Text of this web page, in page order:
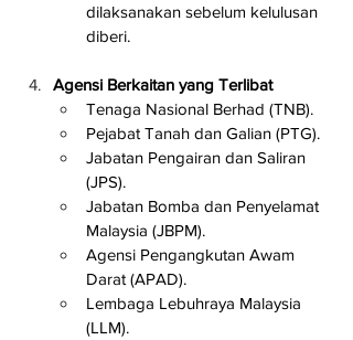
dilaksanakan sebelum kelulusan
diberi.
Agensi Berkaitan yang Terlibat
Tenaga Nasional Berhad (TNB).
Pejabat Tanah dan Galian (PTG).
Jabatan Pengairan dan Saliran
(JPS).
Jabatan Bomba dan Penyelamat
Malaysia (JBPM).
Agensi Pengangkutan Awam
Darat (APAD).
Lembaga Lebuhraya Malaysia
(LLM).